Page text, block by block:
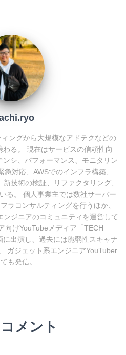
t
ングから大規模なアドテクなどの
る。 現在はサービスの信頼性向
ンシ、パフォーマンス、モニタリン
対応、AWSでのインフラ構築、
技術の検証、リファクタリング、
る。 個人事業主では数社サーバー
ラコンサルティングを行うほか、
ジニアのコミュニティを運営して
向けYouTubeメディア「TECH
出演し、過去には脆弱性スキャナ
ガジェット系エンジニアYouTuber
も発信。
メント